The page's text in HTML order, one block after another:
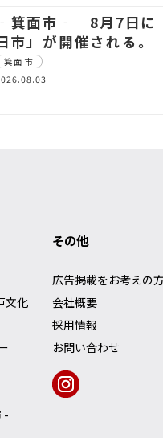
‐箕面市‐ 8月7日に
市」が開催される。
箕面市
文化
-
その他
広告掲載をお考えの
会社概要
採用情報
お問い合わせ